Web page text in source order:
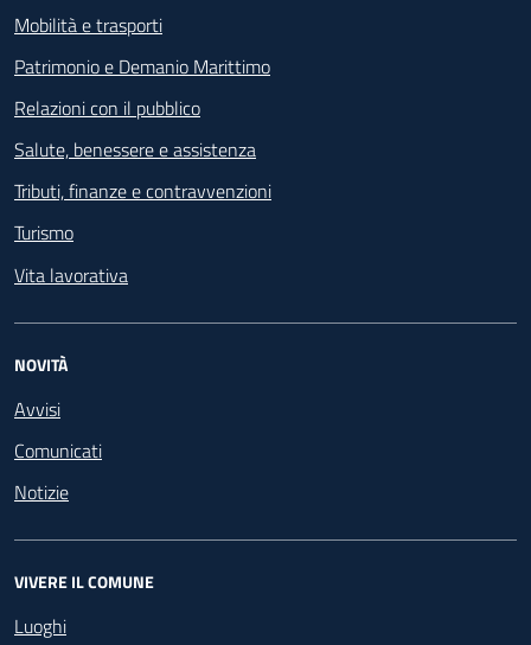
Mobilità e trasporti
Patrimonio e Demanio Marittimo
Relazioni con il pubblico
Salute, benessere e assistenza
Tributi, finanze e contravvenzioni
Turismo
Vita lavorativa
NOVITÀ
Avvisi
Comunicati
Notizie
VIVERE IL COMUNE
Luoghi